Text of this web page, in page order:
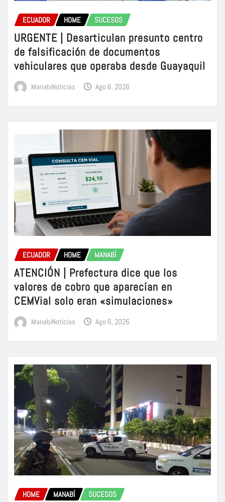
ECUADOR HOME SUCESOS
URGENTE | Desarticulan presunto centro
de falsificación de documentos
vehiculares que operaba desde Guayaquil
ManabiNoticias Ago 6, 2026
ECUADOR HOME MANABÍ
ATENCIÓN | Prefectura dice que los
valores de cobro que aparecían en
CEMVial solo eran «simulaciones»
ManabiNoticias Ago 6, 2026
HOME MANABÍ SUCESOS